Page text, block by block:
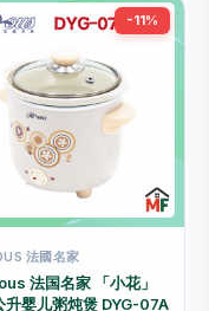
-11%
法國名家
法国名家 「小花」
婴儿粥炖煲 DYG-07A